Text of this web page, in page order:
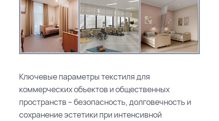
Ключевые параметры текстиля для
коммерческих объектов и общественных
пространств – безопасность, долговечность и
сохранение эстетики при интенсивной